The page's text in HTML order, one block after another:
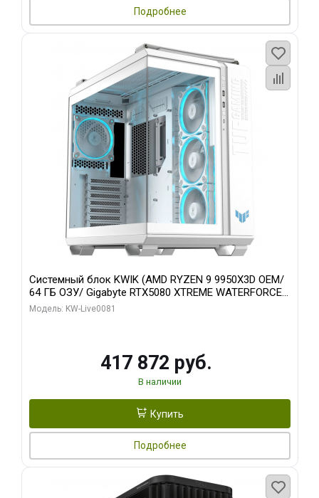
Подробнее
Системный блок KWIK (AMD RYZEN 9 9950X3D OEM/
64 ГБ ОЗУ/ Gigabyte RTX5080 XTREME WATERFORCE
16GB GDDR7 256bit/ 1 ТБ SSD)
Модель: KW-Live0081
417 872 руб.
В наличии
Купить
Подробнее